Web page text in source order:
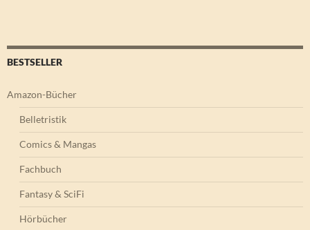
BESTSELLER
Amazon-Bücher
Belletristik
Comics & Mangas
Fachbuch
Fantasy & SciFi
Hörbücher